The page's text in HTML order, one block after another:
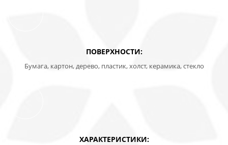
ПОВЕРХНОСТИ:
Бумага, картон, дерево, пластик, холст, керамика, стекло
ХАРАКТЕРИСТИКИ: